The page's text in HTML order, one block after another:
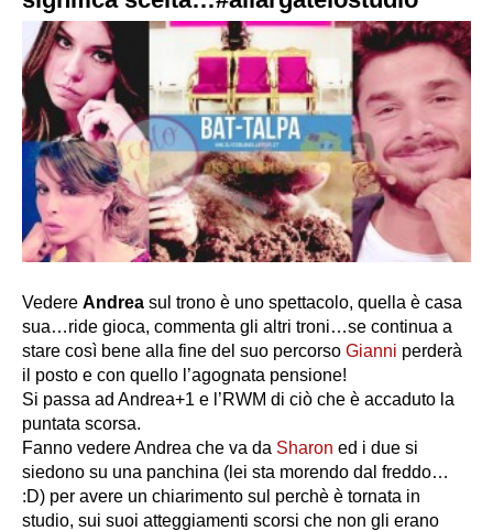
Vedere Andrea sul trono è uno spettacolo, quella è casa
sua…ride gioca, commenta gli altri troni…se continua a
stare così bene alla fine del suo percorso Gianni perderà
il posto e con quello l’agognata pensione!
Si passa ad Andrea+1 e l’RWM di ciò che è accaduto la
puntata scorsa.
Fanno vedere Andrea che va da Sharon ed i due si
siedono su una panchina (lei sta morendo dal freddo…
:D) per avere un chiarimento sul perchè è tornata in
studio, sui suoi atteggiamenti scorsi che non gli erano